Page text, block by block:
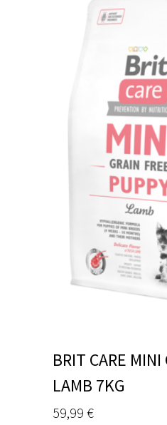
BRIT CARE MINI
LAMB 7KG
59,99 €